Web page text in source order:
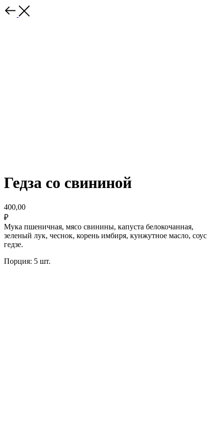
Гедза со свининой
400,00
₽
Мука пшеничная, мясо свинины, капуста белокочанная,
зеленый лук, чеснок, корень имбиря, кунжутное масло, соус
гедзе.
Порция: 5 шт.